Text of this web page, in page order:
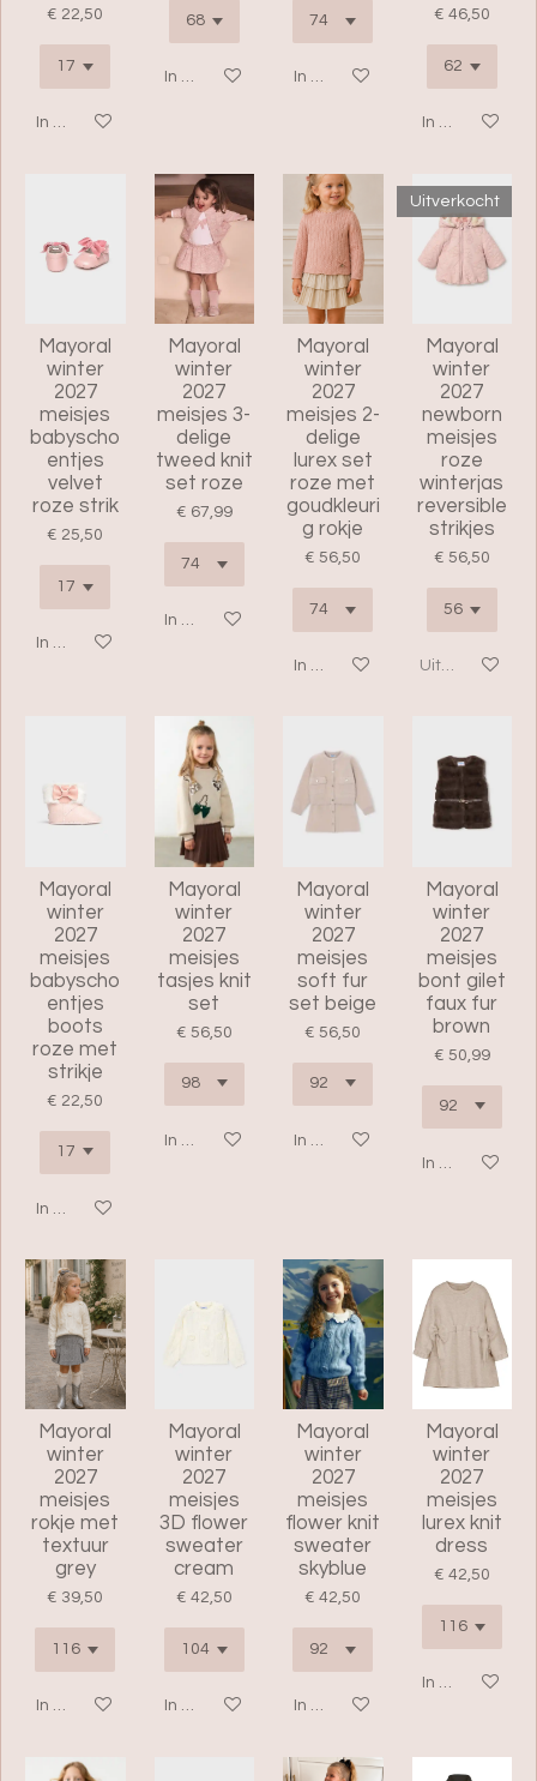
€ 22,50
In winkelwagen
In winkelwagen In winkelwagen
€ 46,50
In
Mayoral
winter
2027
meisjes
babyscho
entjes
velvet
roze strik
€ 25,50
In winkelwagen
Mayoral
winter
2027
meisjes 3-
delige
tweed knit
set roze
€ 67,99
In winkelwagen
Mayoral
winter
2027
meisjes 2-
delige
lurex set
roze met
goudkleuri
g rokje
€ 56,50
In winkelwagen
Uitverkocht
Mayoral
winter
2027
newborn
meisjes
roze
winterjas
reversible
strikjes
€ 56,50
Uitverkocht
Mayoral
winter
2027
meisjes
babyscho
entjes
boots
roze met
strikje
€ 22,50
In winkelwagen
Mayoral
winter
2027
meisjes
tasjes knit
set
€ 56,50
In winkelwagen
Mayoral
winter
2027
meisjes
soft fur
set beige
€ 56,50
In winkelwagen
Mayoral
winter
2027
meisjes
bont gilet
faux fur
brown
€ 50,99
In
Mayoral
winter
2027
meisjes
rokje met
textuur
grey
€ 39,50
In winkelwagen
Mayoral
winter
2027
meisjes
3D flower
sweater
cream
€ 42,50
In winkelwagen
Mayoral
winter
2027
meisjes
flower knit
sweater
skyblue
€ 42,50
In winkelwagen
Mayoral
winter
2027
meisjes
lurex knit
dress
€ 42,50
In